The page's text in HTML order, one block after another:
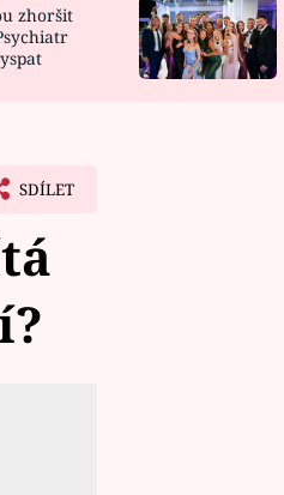
ZAHRADA
DESIGN
zhoršit
SDÍLET